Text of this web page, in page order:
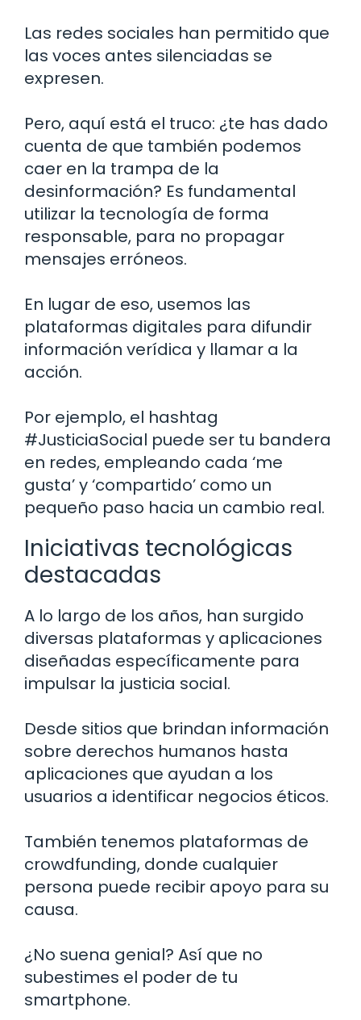
Las redes sociales han permitido que
las voces antes silenciadas se
expresen.
Pero, aquí está el truco: ¿te has dado
cuenta de que también podemos
caer en la trampa de la
desinformación? Es fundamental
utilizar la tecnología de forma
responsable, para no propagar
mensajes erróneos.
En lugar de eso, usemos las
plataformas digitales para difundir
información verídica y llamar a la
acción.
Por ejemplo, el hashtag
#JusticiaSocial puede ser tu bandera
en redes, empleando cada ‘me
gusta’ y ‘compartido’ como un
pequeño paso hacia un cambio real.
Iniciativas tecnológicas
destacadas
A lo largo de los años, han surgido
diversas plataformas y aplicaciones
diseñadas específicamente para
impulsar la justicia social.
Desde sitios que brindan información
sobre derechos humanos hasta
aplicaciones que ayudan a los
usuarios a identificar negocios éticos.
También tenemos plataformas de
crowdfunding, donde cualquier
persona puede recibir apoyo para su
causa.
¿No suena genial? Así que no
subestimes el poder de tu
smartphone.